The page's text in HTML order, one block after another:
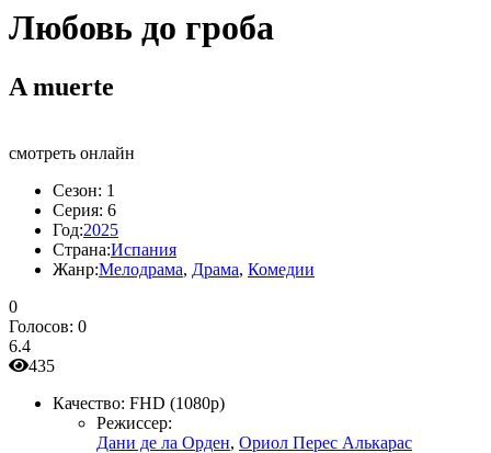
Любовь до гроба
A muerte
смотреть онлайн
Сезон: 1
Серия: 6
Год:2025
Страна:Испания
Жанр:Мелодрама, Драма, Комедии
0
Голосов: 0
6.4
435
Качество: FHD (1080p)
Режиссер:
Дани де ла Орден, Ориол Перес Алькарас